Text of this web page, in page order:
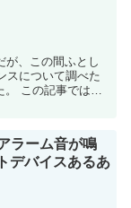
が、この間ふとし
スについて調べた
この記事では、
ラーム音が鳴
デバイスあるあ